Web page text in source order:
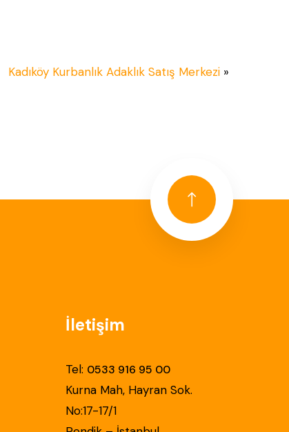
Kadıköy Kurbanlık Adaklık Satış Merkezi »
İletişim
Tel: 0533 916 95 00
Kurna Mah, Hayran Sok.
No:17-17/1